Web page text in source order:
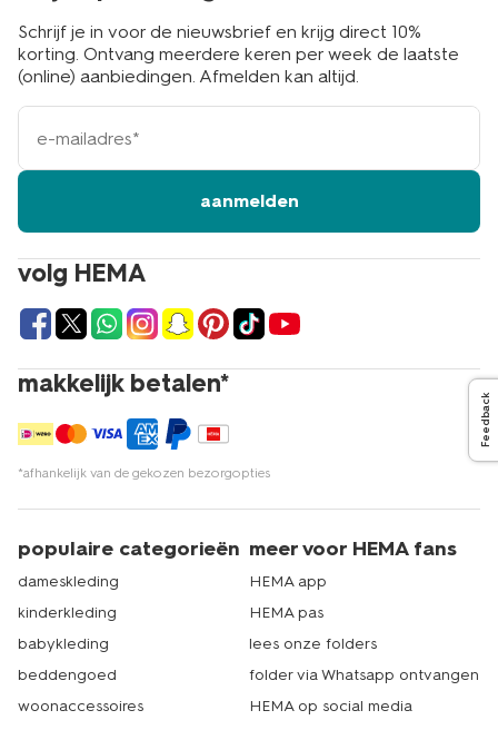
volg HEMA
makkelijk betalen*
*afhankelijk van de gekozen bezorgopties
Schrijf je in voor de nieuwsbrief en krijg direct 10%
korting. Ontvang meerdere keren per week de laatste
(online) aanbiedingen. Afmelden kan altijd.
e-
mailadres
aanmelden
populaire categorieën
dameskleding
kinderkleding
babykleding
beddengoed
woonaccessoires
meer voor HEMA fans
HEMA app
HEMA pas
lees onze folders
folder via Whatsapp ontvangen
HEMA op social media
Feedback